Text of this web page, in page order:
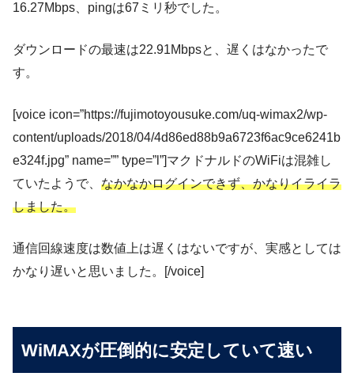
16.27Mbps、pingは67ミリ秒でした。
ダウンロードの最速は22.91Mbpsと、遅くはなかったで
す。
[voice icon=”https://fujimotoyousuke.com/uq-wimax2/wp-
content/uploads/2018/04/4d86ed88b9a6723f6ac9ce6241b
e324f.jpg” name=”” type=”l”]マクドナルドのWiFiは混雑し
ていたようで、 なかなかログインできず、かなりイライラ
しました。
通信回線速度は数値上は遅くはないですが、実感としては
かなり遅いと思いました。[/voice]
WiMAXが圧倒的に安定していて速い